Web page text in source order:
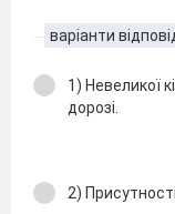
варіанти
1) Невеликої
дорозі.
2)